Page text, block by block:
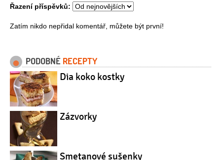
Řazení příspěvků:
Zatím nikdo nepřidal komentář, můžete být první!
PODOBNÉ RECEPTY
Dia koko kostky
Zázvorky
Smetanové sušenky